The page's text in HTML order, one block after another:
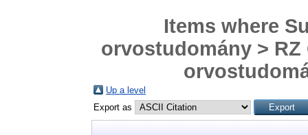
Items where
orvostudomány >
Up a level
Export as